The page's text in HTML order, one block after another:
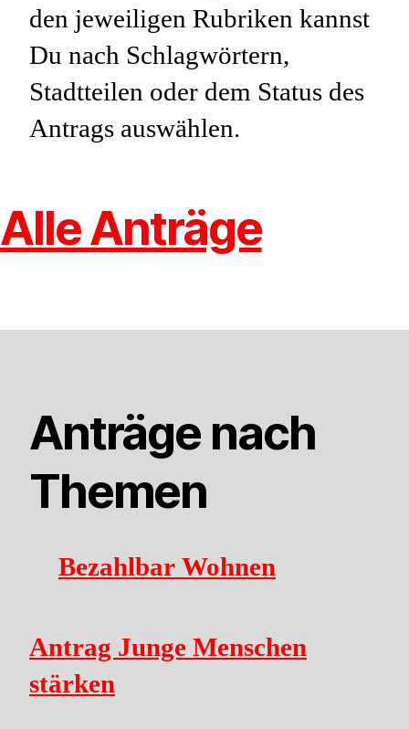
den jeweiligen Rubriken kannst
Du nach Schlagwörtern,
Stadtteilen oder dem Status des
Antrags auswählen.
Alle Anträge
Anträge nach
Themen
Bezahlbar Wohnen
Antrag Junge Menschen
stärken